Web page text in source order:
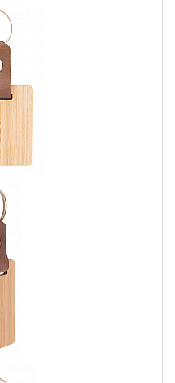
nel suo genere. Puoi
al meglio la tua personalità e i
colori e materiali che ti
Se sei un'azienda o
aumentare la visibilità del
personalizzati sono
il logo o un messaggio
un efficace strumento
e visualizzato
personalizzati sono
economica. Sono perfetti
partecipanti a eventi o
speciale. Un portachiavi
e significativo che sarà
personalizzati sono
chiavi. Con un portachiavi
individuare le chiavi e
Questo può aiutare a
evitando la frustrazione di
sbagliato.